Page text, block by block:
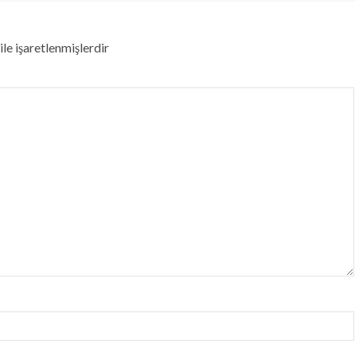
ile işaretlenmişlerdir